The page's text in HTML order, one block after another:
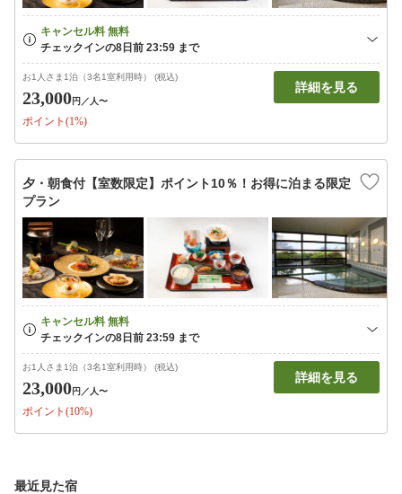
お1人さま1泊（3名1室利用時） (税込)
23,000円 ／人〜
ポイント(1%)
詳細を見る
夕・朝食付【室数限定】ポイント10％！お得に泊まる限定
プラン
お1人さま1泊（3名1室利用時） (税込)
23,000円 ／人〜
ポイント(10%)
詳細を見る
最近見た宿